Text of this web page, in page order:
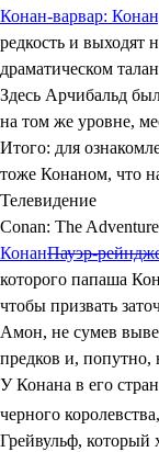
Конан-варвар:
редкость и выходят
драматическом
Здесь Арчибальд
на том же уровне,
Итого: для
тоже Конаном, что
Телевидение
Conan: The
КонанПауэр-
которого папаша
чтобы призвать
Амон, не сумев
предков и,
У Конана в его
черного
Грейвульф,